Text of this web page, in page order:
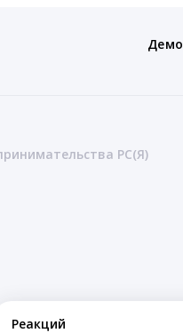
Демо
РС(Я)
Реакций